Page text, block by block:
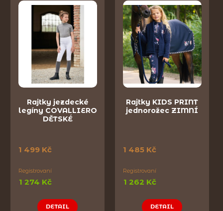
Rajtky jezdecké
legíny COVALLIERO
DĚTSKÉ
1 499 Kč
Registrovaní
1 274 Kč
DETAIL
Rajtky KIDS PRINT
jednorožec ZIMNÍ
1 485 Kč
Registrovaní
1 262 Kč
DETAIL